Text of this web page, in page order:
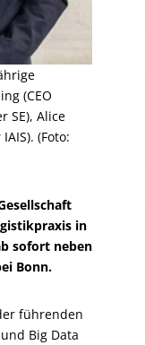
(CEO
SE), Alice
(Foto:
in
sofort neben
Bonn.
führenden
Big Data